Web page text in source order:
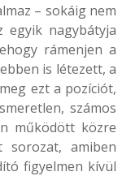
– sokáig nem
egyik nagybátyja
rámenjen a
is létezett, a
ezt a pozíciót,
számos
működött közre
amiben
figyelmen kívül